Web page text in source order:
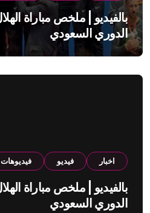
الدوري السعودي
اخبار فيديو فيديوهات
الدوري السعودي